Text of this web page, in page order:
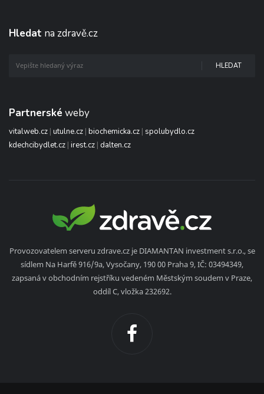
Hledat na zdravě.cz
HLEDAT
Partnerské weby
vitalweb.cz | utulne.cz | biochemicka.cz | spolubydlo.cz
kdechcibydlet.cz | irest.cz | dalten.cz
Provozovatelem serveru zdrave.cz je DIAMANTAN investment s.r.o., se
sídlem Na Harfě 916/9a, Vysočany, 190 00 Praha 9, IČ: 03494349,
zapsaná v obchodním rejstříku vedeném Městským soudem v Praze,
oddíl C, vložka 232692.